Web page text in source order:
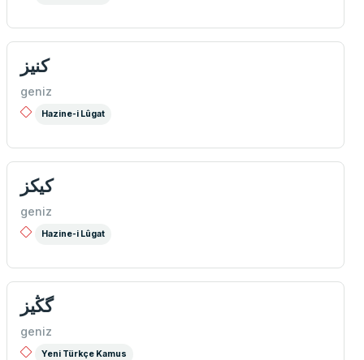
كنیز
geniz
Hazine-i Lûgat
كیكز
geniz
Hazine-i Lûgat
گڭیز
geniz
Yeni Türkçe Kamus